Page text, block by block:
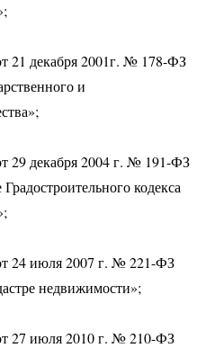
21 декабря 2001г. № 178-ФЗ
и
29 декабря 2004 г. № 191-ФЗ
кодекса
24 июля 2007 г. № 221-ФЗ
недвижимости»;
27 июля 2010 г. № 210-ФЗ